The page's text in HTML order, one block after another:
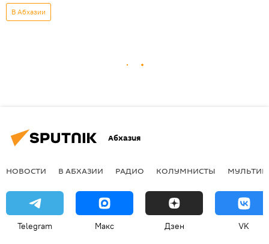
В Абхазии
Абхазия
НОВОСТИ В АБХАЗИИ РАДИО КОЛУМНИСТЫ
Telegram Макс Дзен VK